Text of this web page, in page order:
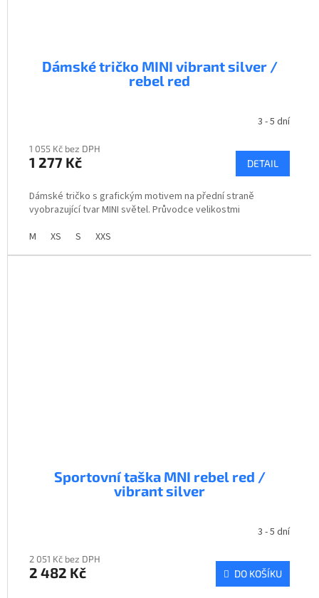
Dámské tričko MINI vibrant silver /
rebel red
3 - 5 dní
1 055 Kč bez DPH
1 277 Kč DETAIL
Dámské tričko s grafickým motivem na přední straně
vyobrazující tvar MINI světel. Průvodce velikostmi
M
XS S XXS
Sportovní taška MNI rebel red /
vibrant silver
3 - 5 dní
2 051 Kč bez DPH
2 482 Kč DO KOŠÍKU